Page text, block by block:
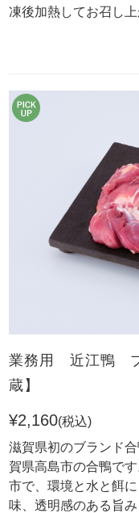
凍後加熱してお召し上
業務用 近江鴨
蔵】
¥2,160(税込)
滋賀県初のブランド
賀県高島市の合鴨で
市で、環境と水と餌
味、透明感のある旨